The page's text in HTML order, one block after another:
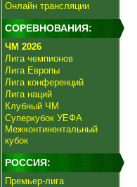
Онлайн трансляции
СОРЕВНОВАНИЯ:
ЧМ 2026
Лига чемпионов
Лига Европы
Лига конференций
Лига наций
Клубный ЧМ
Суперкубок УЕФА
Межконтинентальный
кубок
РОССИЯ:
Премьер-лига